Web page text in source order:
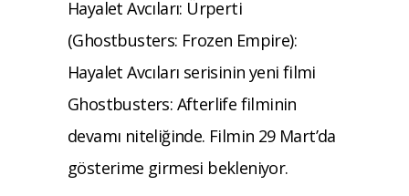
Hayalet Avcıları: Ürperti
(Ghostbusters: Frozen Empire):
Hayalet Avcıları serisinin yeni filmi
Ghostbusters: Afterlife filminin
devamı niteliğinde. Filmin 29 Mart’da
gösterime girmesi bekleniyor.